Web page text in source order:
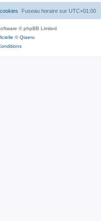
Fuseau horaire sur UTC+01:00
© phpBB Limited
©Qiaeru